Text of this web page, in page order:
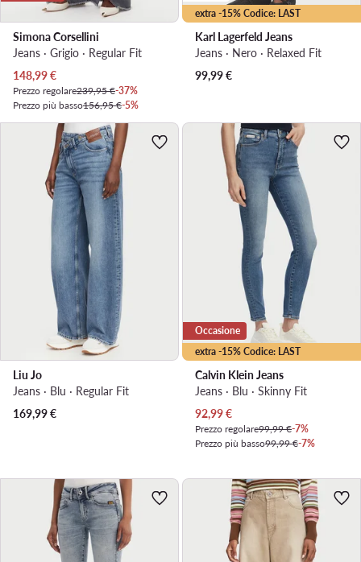
Simona Corsellini
Jeans · Grigio · Regular Fit
Prezzo attuale
148,99€
Prezzo regolare239,95 €-37%
Prezzo più basso156,95 €-5%
extra -15% Codice: LAST
Karl Lagerfeld Jeans
Jeans · Nero · Relaxed Fit
99,99€
Liu Jo
Jeans · Blu · Regular Fit
169,99€
extra -15% Codice: LAST
Occasione
Calvin Klein Jeans
Jeans · Blu · Skinny Fit
Prezzo attuale
92,99€
Prezzo regolare99,99 €-7%
Prezzo più basso99,99 €-7%